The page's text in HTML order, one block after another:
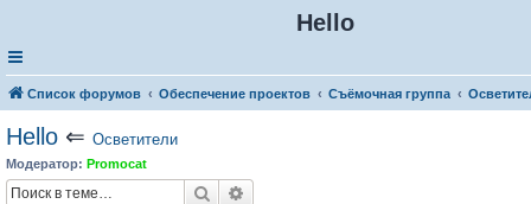
Hello
Список форумов Обеспечение проектов Съёмочная группа
Hello ⇐ Осветители
Модератор: Promocat
Поиск